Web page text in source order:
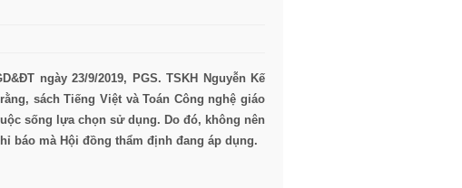
ngày 23/9/2019, PGS. TSKH Nguyễn Kế
sách Tiếng Việt và Toán Công nghệ giáo
sống lựa chọn sử dụng. Do đó, không nên
báo mà Hội đồng thẩm định đang áp dụng.